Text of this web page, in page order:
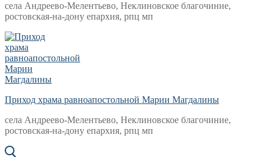
села Андреево-Мелентьево, Неклиновское благочиние,
ростовская-на-дону епархия, рпц мп
Приход храма равноапостольной Марии Магдалины
села Андреево-Мелентьево, Неклиновское благочиние,
ростовская-на-дону епархия, рпц мп